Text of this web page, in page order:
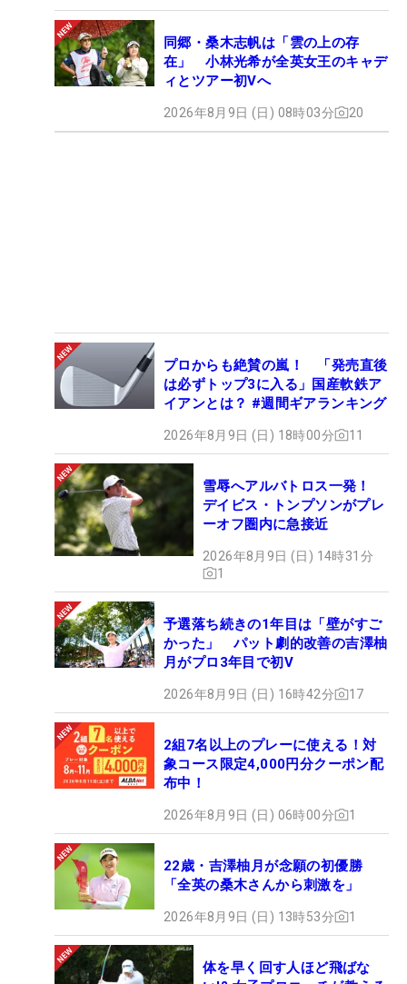
同郷・桑木志帆は「雲の上の存
在」 小林光希が全英女王のキャデ
ィとツアー初Vへ
2026年8月9日 (日) 08時03分 20
プロからも絶賛の嵐！ 「発売直後
は必ずトップ3に入る」国産軟鉄ア
イアンとは？ #週間ギアランキング
2026年8月9日 (日) 18時00分 11
雪辱へアルバトロス一発！
デイビス・トンプソンがプレ
ーオフ圏内に急接近
2026年8月9日 (日) 14時31分
1
予選落ち続きの1年目は「壁がすご
かった」 パット劇的改善の吉澤柚
月がプロ3年目で初V
2026年8月9日 (日) 16時42分 17
2組7名以上のプレーに使える！対
象コース限定4,000円分クーポン配
布中！
2026年8月9日 (日) 06時00分 1
22歳・吉澤柚月が念願の初優勝
「全英の桑木さんから刺激を」
2026年8月9日 (日) 13時53分 1
体を早く回す人ほど飛ばな